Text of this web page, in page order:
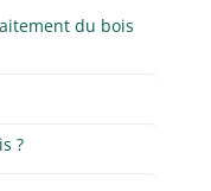
du bois
?